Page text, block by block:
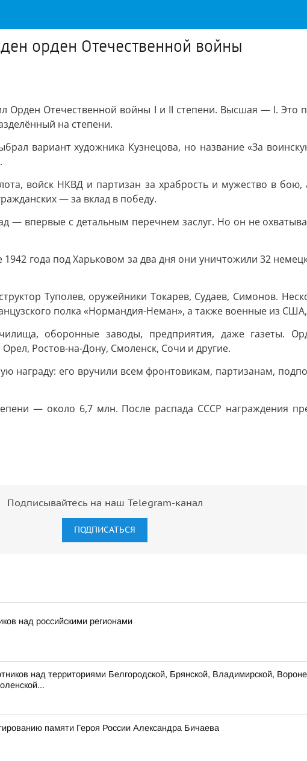
орден Отечественной войны
Орден Отечественной войны I и II степени. Высшая — I. Это
на степени.
вариант художника Кузнецова, но название «За
войск НКВД и партизан за храбрость и мужество в бою,
— за вклад в победу.
— впервые с детальным перечнем заслуг. Но он не
года под Харьковом за два дня они уничтожили 32
Туполев, оружейники Токарев, Судаев, Симонов.
полка «Нормандия-Неман», а также военные из
оборонные заводы, предприятия, даже газеты.
Ростов-на-Дону, Смоленск, Сочи и другие.
награду: его вручили всем фронтовикам, партизанам,
— около 6,7 млн. После распада СССР награждения
Подписывайтесь на наш Telegram-канал
ПОДПИСАТЬСЯ
над российскими регионами
над территориями Белгородской, Брянской, Владимирской,
памяти Героя России Александра Бичаева